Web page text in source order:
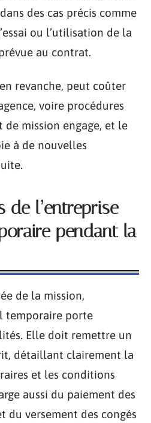
des cas précis comme
ou l’utilisation de la
au contrat.
revanche, peut coûter
voire procédures
de mission engage, et le
à de nouvelles
de l’entreprise
pendant la
de la mission,
temporaire porte
Elle doit remettre un
détaillant clairement la
et les conditions
aussi du paiement des
du versement des congés